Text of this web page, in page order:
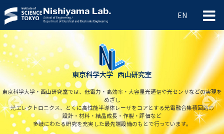
EN
東京科学大学・西山研究室では、低電力・高効率・大容量光通信や光センサなどの実現を
めざし
光エレクトロニクス、とくに高性能半導体レーザをコアとする光電融合集積回路の
設計・材料・結晶成長・作製・評価など
多岐にわたる研究を充実した最先端設備のもとで行っています。
ホーム
研究内容
メンバー
研究設備
研究実績
ギャラリー